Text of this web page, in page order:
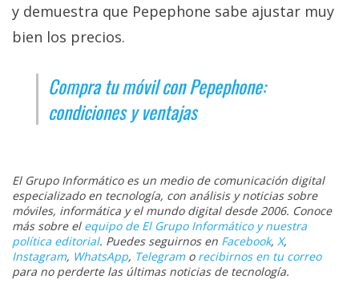
y demuestra que Pepephone sabe ajustar muy
bien los precios.
Compra tu móvil con Pepephone:
condiciones y ventajas
El Grupo Informático es un medio de comunicación digital
especializado en tecnología, con análisis y noticias sobre
móviles, informática y el mundo digital desde 2006. Conoce
más sobre el equipo de El Grupo Informático y nuestra
política editorial. Puedes seguirnos en Facebook, X,
Instagram, WhatsApp, Telegramo recibirnos en tu correo
para no perderte las últimas noticias de tecnología.